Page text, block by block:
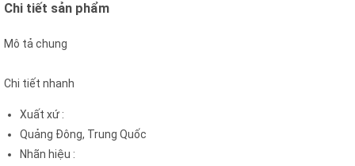
Chi tiết sản phẩm
Mô tả chung
Chi tiết nhanh
Xuất xứ :
Quảng Đông, Trung Quốc
Nhãn hiệu :